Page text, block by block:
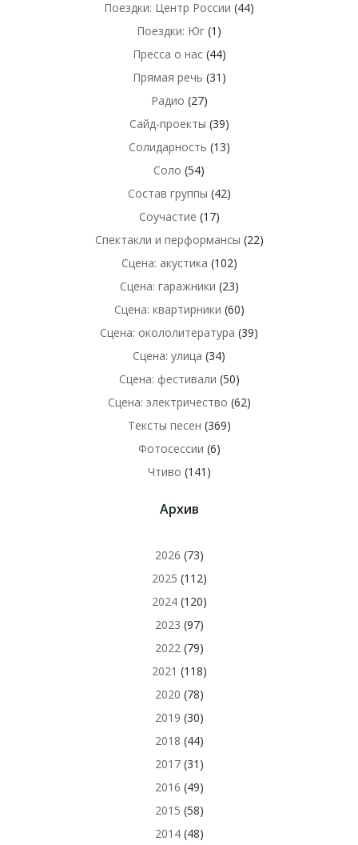
Поездки: Центр России (44)
Поездки: Юг (1)
Пресса о нас(44)
Прямая речь (31)
Радио (27)
Сайд-проекты (39)
Солидарность (13)
Соло (54)
Состав группы (42)
Соучастие (17)
Спектакли и перформансы (22)
Сцена: акустика (102)
Сцена: гаражники (23)
Сцена: квартирники (60)
Сцена: окололитература (39)
Сцена: улица (34)
Сцена: фестивали (50)
Сцена: электричество (62)
Тексты песен (369)
Фотосессии (6)
Чтиво (141)
Архив
2026 (73)
2025 (112)
2024(120)
2023 (97)
2022 (79)
2021 (118)
2020 (78)
2019 (30)
2018 (44)
2017(31)
2016 (49)
2015 (58)
2014(48)